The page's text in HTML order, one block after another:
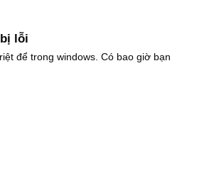
lỗi
để trong windows. Có bao giờ bạn